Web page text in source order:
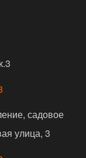
садовое
улица, 3